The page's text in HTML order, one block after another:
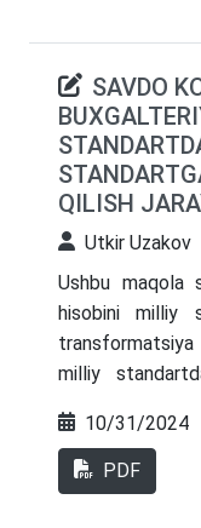
o‘rganildi.
rejalashtirish,
bo‘yicha
SAVDO
QILISH
Utkir Uzakov
Ushbu maqola
hisobini milliy
transformatsiya
milliy
qiyinchiliklari,
shuningdek
bayon qilingan.
10/31/2024
PDF